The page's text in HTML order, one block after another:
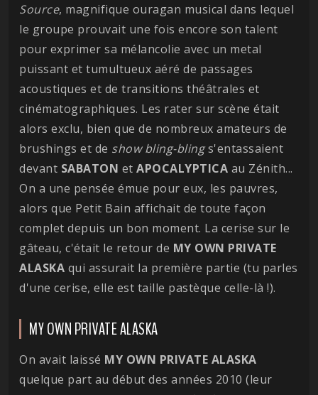
Source, magnifique ouragan musical dans lequel
le groupe prouvait une fois encore son talent
pour exprimer sa mélancolie avec un metal
puissant et tumultueux aéré de passages
acoustiques et de transitions théâtrales et
cinématographiques. Les rater sur scène était
alors exclu, bien que de nombreux amateurs de
brushings et de show bling-blings'entassaient
devant SABATON et APOCALYPTICA au Zénith...
On a une pensée émue pour eux, les pauvres,
alors que Petit Bain affichait de toute façon
complet depuis un bon moment. La cerise sur le
gâteau, c'était le retour de MY OWN PRIVATE
ALASKA qui assurait la première partie (tu parles
d'une cerise, elle est taille pastèque celle-là !).
MY OWN PRIVATE ALASKA
On avait laissé MY OWN PRIVATE ALASKA
quelque part au début des années 2010 (leur